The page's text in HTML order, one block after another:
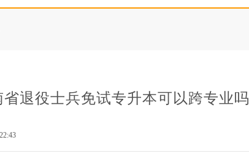
省退役士兵免试专升本可以跨专业吗